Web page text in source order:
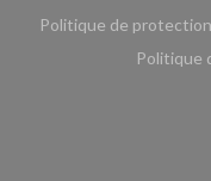
Politique de
Politique